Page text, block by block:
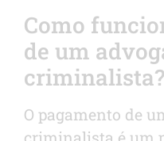
Como
de um
criminalista?
O pagamento de